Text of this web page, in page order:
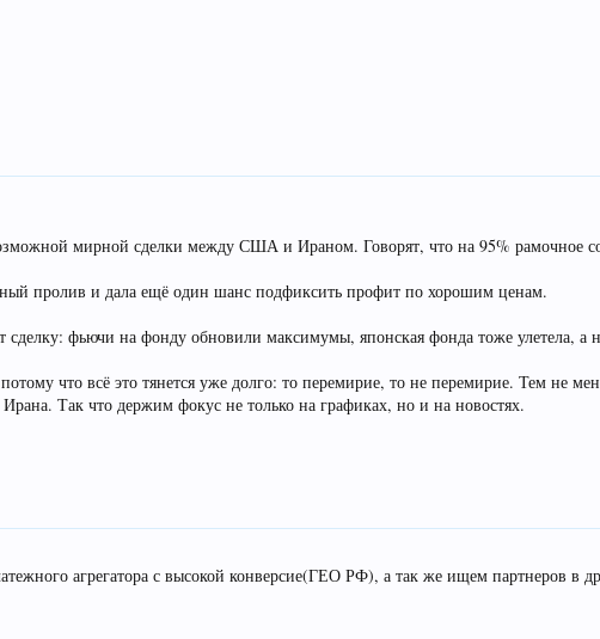
мирной сделки между США и Ираном. Говорят, что на 95% рамочное
пролив и дала ещё один шанс подфиксить профит по хорошим ценам.
фьючи на фонду обновили максимумы, японская фонда тоже улетела, а
что всё это тянется уже долго: то перемирие, то не перемирие. Тем не
Так что держим фокус не только на графиках, но и на новостях.
агрегатора с высокой конверсие(ГЕО РФ), а так же ищем партнеров в